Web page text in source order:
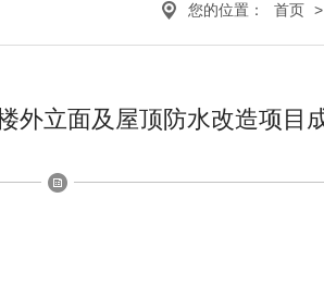
您的位置： 首页 >
外立面及屋顶防水改造项目